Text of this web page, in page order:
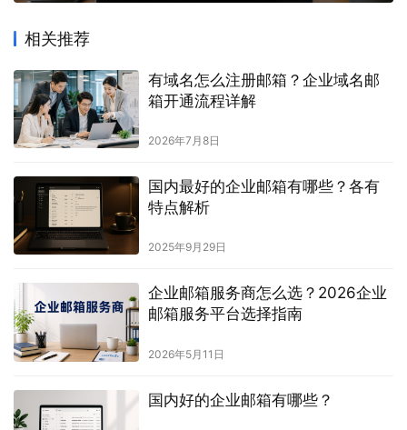
相关推荐
有域名怎么注册邮箱？企业域名邮
箱开通流程详解
2026年7月8日
国内最好的企业邮箱有哪些？各有
特点解析
2025年9月29日
企业邮箱服务商怎么选？2026企业
邮箱服务平台选择指南
2026年5月11日
国内好的企业邮箱有哪些？